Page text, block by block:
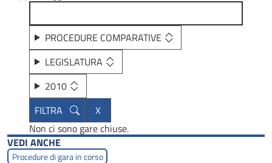
PROCEDURE COMPARATIVE
LEGISLATURA
2010
Non ci sono gare chiuse.
VEDI ANCHE
Procedure di gara in corso